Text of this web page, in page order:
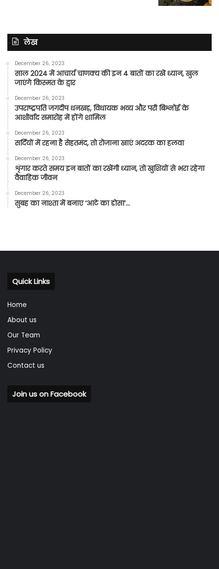
लेख
December 26, 2023
साल 2024 में आचार्य चाणक्य की इन 4 बातों का रखें ध्यान, खुल
जाएंगे किस्मत के द्वार
December 26, 2023
उपराष्ट्रपति जगदीप धनखड़, विधायक भव्य और परी बिश्नोई के
आशीर्वाद समारोह में होंगे शामिल
December 26, 2023
सर्दियों में रहना है सेहतमंद, तो रोजाना खाएं अदरक का हलवा
December 26, 2023
शृंगार करते समय इन बातों का रखेंगी ध्यान, तो खुशियों से भरा रहेगा
वैवाहिक जीवन
December 26, 2023
सुबह का नाश्ता में बनाए ‘आटे का डोसा’…
Quick Links
Home
About us
Our Team
Privacy Policy
Contact us
Join us on Facebook